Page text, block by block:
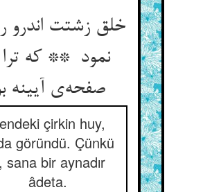
خلق زشتت اندرو
نمود ** که ترا
صفحه‌ی آیینه بود
çirkin huy,
göründü. Çünkü
sana bir aynadır
âdeta.